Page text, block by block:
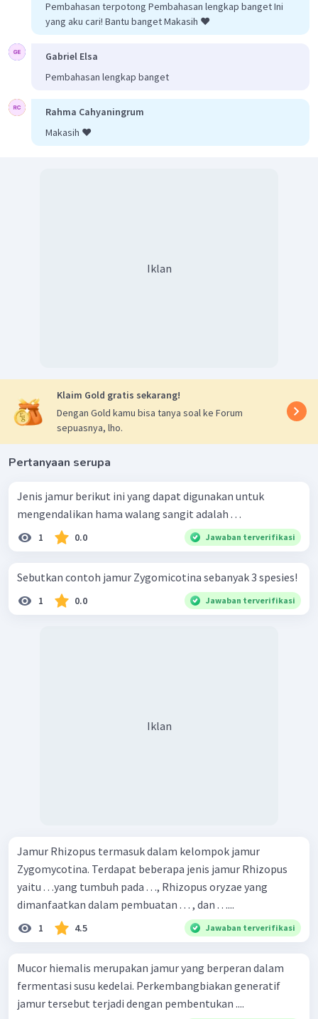
Pembahasan terpotong Pembahasan lengkap banget Ini
yang aku cari! Bantu banget Makasih ❤️
Gabriel Elsa
Pembahasan lengkap banget
Rahma Cahyaningrum
Makasih ❤️
Iklan
Klaim Gold gratis sekarang!
Dengan Gold kamu bisa tanya soal ke Forum
sepuasnya, lho.
Pertanyaan serupa
Jenis jamur berikut ini yang dapat digunakan untuk
mengendalikan hama walang sangit adalah . . .
1 0.0 Jawaban terverifikasi
Sebutkan contoh jamur Zygomicotina sebanyak 3 spesies!
1 0.0 Jawaban terverifikasi
Iklan
Jamur Rhizopus termasuk dalam kelompok jamur
Zygomycotina. Terdapat beberapa jenis jamur Rhizopus
yaitu . . .yang tumbuh pada . . ., Rhizopus oryzae yang
dimanfaatkan dalam pembuatan . . . , dan . . ....
1 4.5 Jawaban terverifikasi
Mucor hiemalis merupakan jamur yang berperan dalam
fermentasi susu kedelai. Perkembangbiakan generatif
jamur tersebut terjadi dengan pembentukan ....